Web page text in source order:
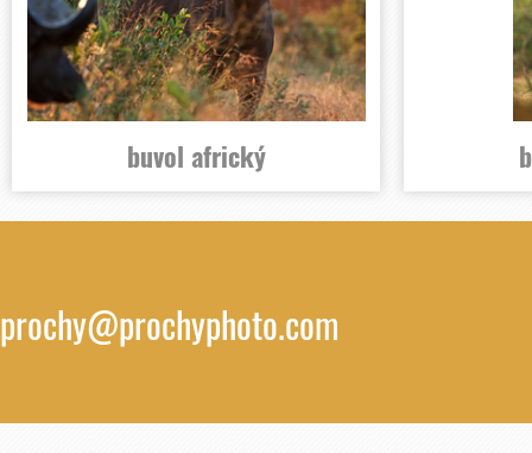
buvol africký
prochy@prochyphoto.com